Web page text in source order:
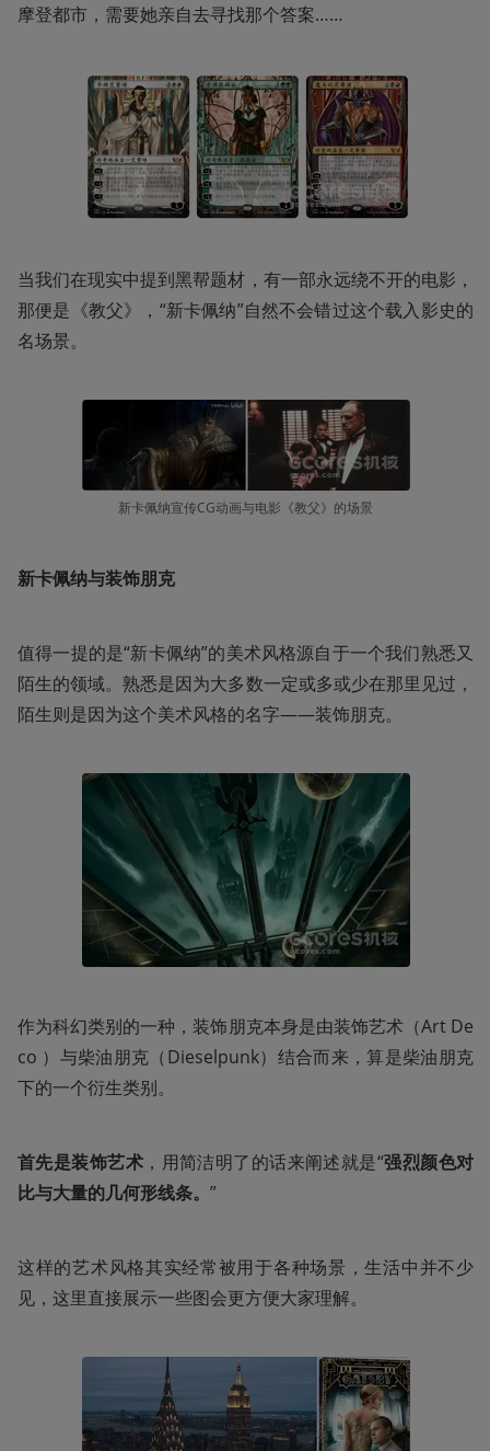
摩登都市，需要她亲自去寻找那个答案……
当我们在现实中提到黑帮题材，有一部永远绕不开的电影，
那便是《教父》，“新卡佩纳”自然不会错过这个载入影史的
名场景。
新卡佩纳宣传CG动画与电影《教父》的场景
新卡佩纳与装饰朋克
值得一提的是“新卡佩纳”的美术风格源自于一个我们熟悉又
陌生的领域。熟悉是因为大多数一定或多或少在那里见过，
陌生则是因为这个美术风格的名字——装饰朋克。
作为科幻类别的一种，装饰朋克本身是由装饰艺术（Art De
co ）与柴油朋克（Dieselpunk）结合而来，算是柴油朋克
下的一个衍生类别。
首先是装饰艺术 ，用简洁明了的话来阐述就是“强烈颜色对
比与大量的几何形线条。 ”
这样的艺术风格其实经常被用于各种场景，生活中并不少
见，这里直接展示一些图会更方便大家理解。